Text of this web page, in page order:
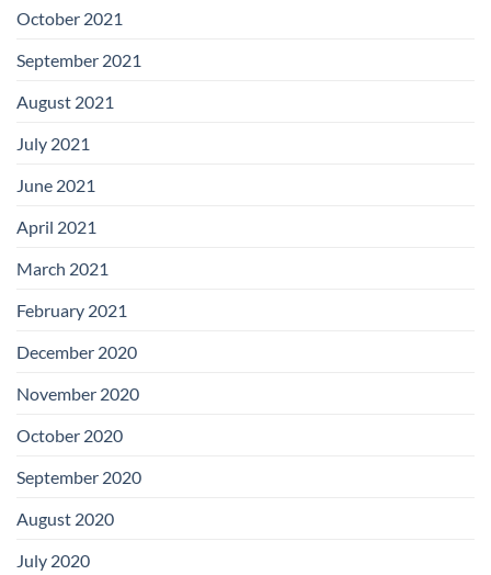
October 2021
September 2021
August 2021
July 2021
June 2021
April 2021
March 2021
February 2021
December 2020
November 2020
October 2020
September 2020
August 2020
July 2020